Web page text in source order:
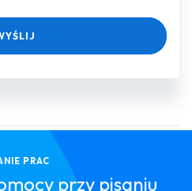
PRAC
przy pisaniu